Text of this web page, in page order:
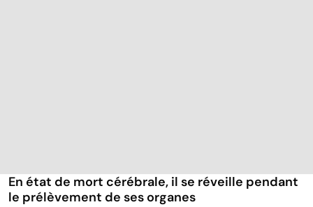
En état de mort cérébrale, il se réveille pendant
le prélèvement de ses organes